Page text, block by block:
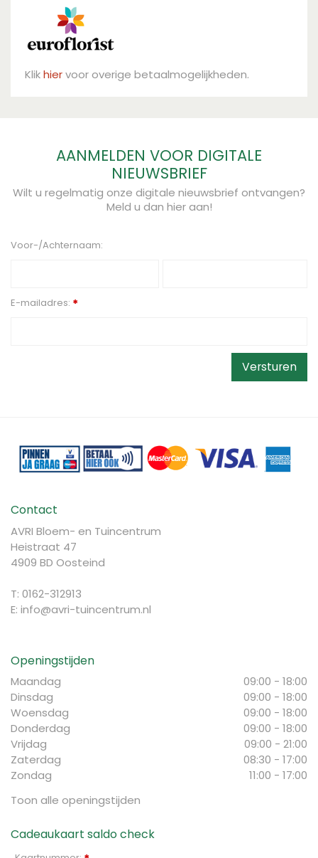
Klikhiervoor overige betaalmogelijkheden.
AANMELDEN VOOR DIGITALE
NIEUWSBRIEF
Wilt u regelmatig onze digitale nieuwsbrief ontvangen?
Meld u dan hier aan!
Voor-/Achternaam:
E-mailadres: *
Contact
AVRI Bloem- en Tuincentrum
Heistraat 47
4909 BD Oosteind
T: 0162-312913
E: info@avri-tuincentrum.nl
Openingstijden
Maandag
09:00 - 18:00
Dinsdag
09:00 - 18:00
Woensdag
09:00 - 18:00
Donderdag
09:00 - 18:00
Vrijdag
09:00 - 21:00
Zaterdag
08:30 - 17:00
Zondag
11:00 - 17:00
Toon alle openingstijden
Cadeaukaart saldo check